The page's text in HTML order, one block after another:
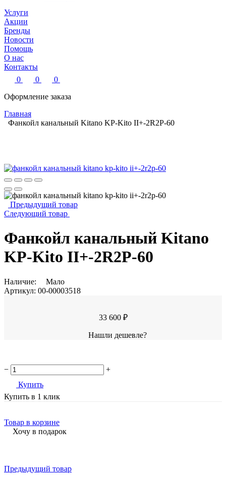
Услуги
Акции
Бренды
Новости
Помощь
О нас
Контакты
0
0
0
Оформление заказа
Главная
Фанкойл канальный Kitano KP-Kito II+-2R2P-60
Предыдущий товар
Следующий товар
Фанкойл канальный Kitano
KP-Kito II+-2R2P-60
Наличие:
Мало
Артикул: 00-00003518
33 600 ₽
Нашли дешевле?
−
+
Купить
Купить в 1 клик
Товар в корзине
Хочу в подарок
Предыдущий товар